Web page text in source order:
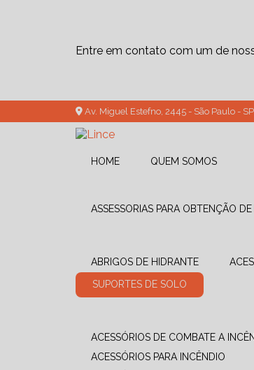
Entre em contato com um de
Av. Miguel Estefno, 2445 - São Paulo - SP
HOME
QUEM SOMOS
ASSESSORIAS PARA OBTENÇÃO
ABRIGOS DE HIDRANTE
SUPORTES DE SOLO
ACESSÓRIOS DE COMBATE A
ACESSÓRIOS PARA INCÊNDIO